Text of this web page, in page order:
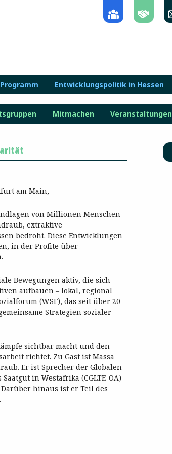
Entwicklungspolitik in Hessen
Mitmachen Veranstaltungen
am Main,
von Millionen Menschen –
extraktive
bedroht. Diese Entwicklungen
in der Profite über
Bewegungen aktiv, die sich
aufbauen – lokal, regional
(WSF), das seit über 20
Strategien sozialer
sichtbar macht und den
richtet. Zu Gast ist Massa
Er ist Sprecher der Globalen
in Westafrika (CGLTE-OA)
hinaus ist er Teil des